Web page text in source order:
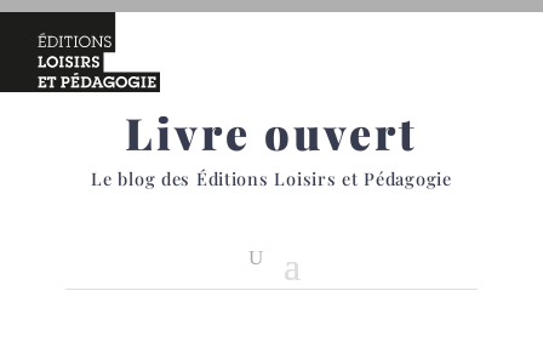
Livre ouvert
Le blog des Éditions Loisirs et Pédagogie